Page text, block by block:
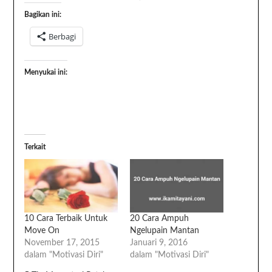
Bagikan ini:
Berbagi
Menyukai ini:
Terkait
10 Cara Terbaik Untuk
Move On
November 17, 2015
dalam "Motivasi Diri"
20 Cara Ampuh
Ngelupain Mantan
Januari 9, 2016
dalam "Motivasi Diri"